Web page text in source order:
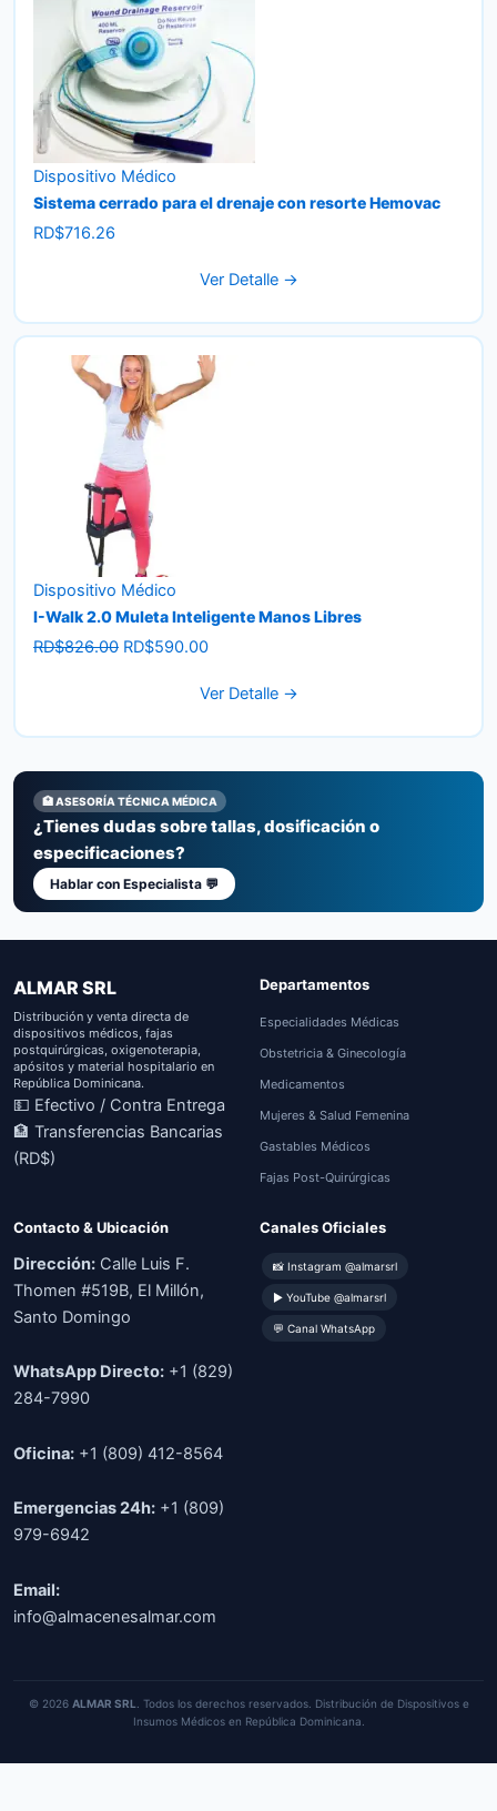
Dispositivo Médico
Sistema cerrado para el drenaje con resorte Hemovac
RD$716.26
Ver Detalle →
Dispositivo Médico
I-Walk 2.0 Muleta Inteligente Manos Libres
RD$826.00 Original
RD$590.00Current
is:
Ver Detalle →
🏥 ASESORÍA TÉCNICA MÉDICA
¿Tienes dudas sobre tallas, dosificación o
especificaciones?
Hablar con Especialista 💬
ALMAR SRL
Distribución y venta directa de
dispositivos médicos, fajas
postquirúrgicas, oxigenoterapia,
apósitos y material hospitalario en
República Dominicana.
💵 Efectivo / Contra Entrega
🏦 Transferencias Bancarias
(RD$)
Departamentos
Especialidades Médicas
Obstetricia & Ginecología
Medicamentos
Mujeres & Salud Femenina
Gastables Médicos
Fajas Post-Quirúrgicas
Contacto & Ubicación
Dirección: Calle Luis F.
Thomen #519B, El Millón,
Santo Domingo
WhatsApp Directo: +1 (829)
284-7990
Oficina: +1 (809) 412-8564
Emergencias 24h: +1 (809)
979-6942
Email:
info@almacenesalmar.com
Canales Oficiales
📸 Instagram @almarsrl
▶ YouTube @almarsrl
💬 Canal WhatsApp
© 2026 ALMAR SRL. Todos los derechos reservados. Distribución de Dispositivos e
Insumos Médicos en República Dominicana.